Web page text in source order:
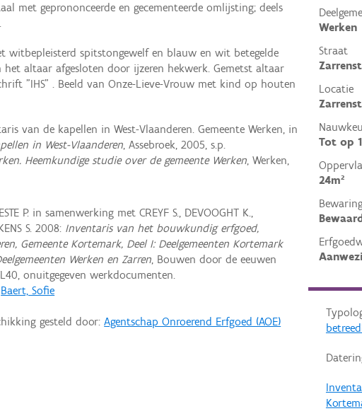
Werken
Straat
Locatie
Tot op
24m²
Bewaard
met geprononceerde en gecementeerde omlijsting; deels
witbepleisterd spitstongewelf en blauw en wit betegelde
altaar afgesloten door ijzeren hekwerk. Gemetst altaar
"IHS" . Beeld van Onze-Lieve-Vrouw met kind op houten
van de kapellen in West-Vlaanderen. Gemeente Werken, in
in West-Vlaanderen, Assebroek, 2005, s.p.
Heemkundige studie over de gemeente Werken, Werken,
P. in samenwerking met CREYF S., DEVOOGHT K.,
S. 2008: Inventaris van het bouwkundig erfgoed,
Gemeente Kortemark, Deel I: Deelgemeenten Kortemark
Werken en Zarren, Bouwen door de eeuwen
onuitgegeven werkdocumenten.
Baert, Sofie
gesteld door:Agentschap Onroerend Erfgoed (AOE)